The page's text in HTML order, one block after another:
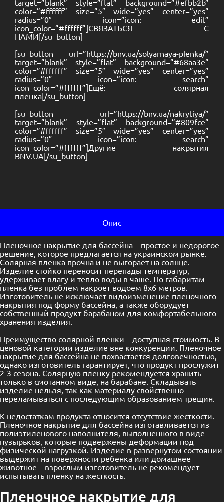
target=”blank” style=”flat” background=”#efbb2b”
color=”#ffffff” size=”5″ wide=”yes” center=”yes”
radius=”0″ icon=”icon: edit”
icon_color=”#ffffff”]СВЯЗАТЬСЯ С
НАМИ[/su_button]
[su_button url=”https://bnv.ua/solyarnaya-plenka/”
target=”blank” style=”flat” background=”#68aa3e”
color=”#ffffff” size=”5″ wide=”yes” center=”yes”
radius=”0″ icon=”icon: search”
icon_color=”#ffffff”]Ещё: солярная
пленка[/su_button]
[su_button url=”https://bnv.ua/nakrytiya/”
target=”blank” style=”flat” background=”#809fce”
color=”#ffffff” size=”5″ wide=”yes” center=”yes”
radius=”0″ icon=”icon: search”
icon_color=”#ffffff”]Другие накрытия
BNV.UA[/su_button]
Опис
Пленочное накрытие для бассейна – простое и недорогое
решение, которое предлагается на украинском рынке.
Солярная пленка прочна и не выгорает на солнце.
Изделие стойко переносит перепады температур,
удерживает влагу и тепло воды в чаше. По габаритам
пленка без проблем накроет водоем 8х6 метров.
Изготовитель не исключает видоизменение пленочного
накрытия под форму бассейна, а также оборудует
собственный продукт барабаном для комфортабельного
хранения изделия.
Преимущество солярной пленки – доступная стоимость. В
ценовой категории изделие вне конкуренции. Пленочное
накрытие для бассейна не похвастается долговечностью,
однако изготовитель гарантирует, что продукт прослужит
2-3 сезона. Солярную пленку рекомендуется хранить
только в смотанном виде, на барабане. Складывать
изделие нельзя, так как материалу свойственно
переламываться с последующим образованием трещин.
К недостаткам продукта относится отсутствие жесткости.
Пленочное накрытие для бассейна изготавливается из
полиэтиленового наполнителя, выполненного в виде
пузырьков, которые подвержены деформации под
физической нагрузкой. Изделие в развернутом состоянии
выдержит на поверхности ребенка или домашнее
животное – взрослым изготовитель не рекомендует
испытывать пленку на жесткость.
Пленочное накрытие для